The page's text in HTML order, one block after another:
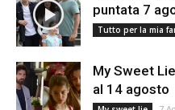
puntata 7
Tutto per la mia
My Sweet
al 14 agosto